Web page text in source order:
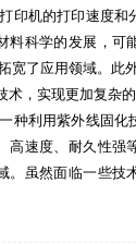
印机的打印速度和
料科学的发展，可
宽了应用领域。此
术，实现更加复杂
种利用紫外线固化
高速度、耐久性强
。虽然面临一些技